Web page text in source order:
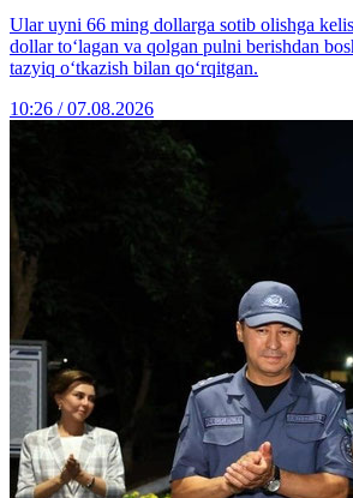
Ular uyni 66 ming dollarga sotib olishga
dollar to‘lagan va qolgan pulni berishdan
tazyiq o‘tkazish bilan qo‘rqitgan.
10:26 / 07.08.2026